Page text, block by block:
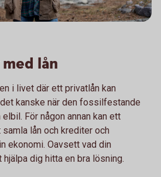
lån
i livet där ett privatlån kan
kanske när den fossilfestande
För någon annan kan ett
lån och krediter och
ekonomi. Oavsett vad din
dig hitta en bra lösning.